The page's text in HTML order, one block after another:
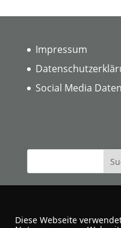
Impressum
Social Media
Diese Webseite